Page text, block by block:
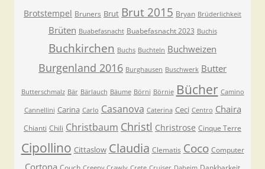
Brotstempel Bruners Brut Brut 2015 Bryan Brüderlichkeit
Brüten Buabefasnacht Buabefasnacht 2023 Buchis
Buchkirchen Buchs Buchteln Buchweizen
Burgenland 2016 Burghausen Buschwerk Butter
Butterschmalz Bär Bärlauch Bäume Börni Börnie Bücher Camino
Cannellini Carina Carlo Casanova Caterina Ceci Centro Chaira
Chianti Chili Christbaum Christl Christrose Cinque Terre
Cipollino Cittaslow Claudia Clematis Coco Computer